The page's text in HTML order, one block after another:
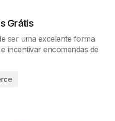
Grátis
ser uma excelente forma
incentivar encomendas de